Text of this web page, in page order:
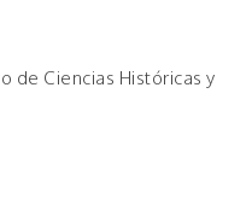
de Ciencias Históricas y